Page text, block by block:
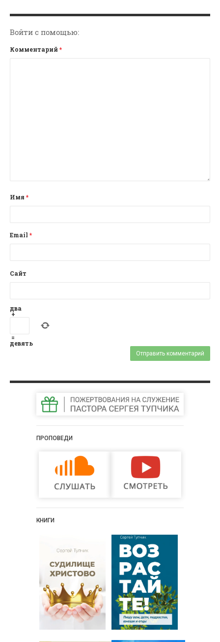
Служение
Войти с помощью:
Комментарий *
Имя *
Email *
Сайт
два
+
=
девять
ПРОПОВЕДИ
КНИГИ